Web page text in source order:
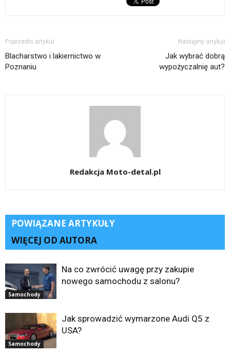
Poprzedni artykuł
Blacharstwo i lakiernictwo w
Poznaniu
Następny artykuł
Jak wybrać dobrą
wypożyczalnię aut?
Redakcja Moto-detal.pl
POWIĄZANE ARTYKUŁY
WIĘCEJ OD AUTORA
Samochody
Na co zwrócić uwagę przy zakupie
nowego samochodu z salonu?
Samochody
Jak sprowadzić wymarzone Audi Q5 z
USA?